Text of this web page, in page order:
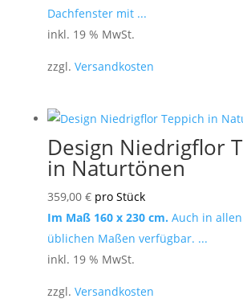
Dachfenster mit ...
inkl. 19 % MwSt.
zzgl. Versandkosten
Design Niedrigflor
in Naturtönen
359,00 € pro Stück
Im Maß 160 x 230 cm. Auch in
üblichen Maßen verfügbar. ...
inkl. 19 % MwSt.
zzgl. Versandkosten